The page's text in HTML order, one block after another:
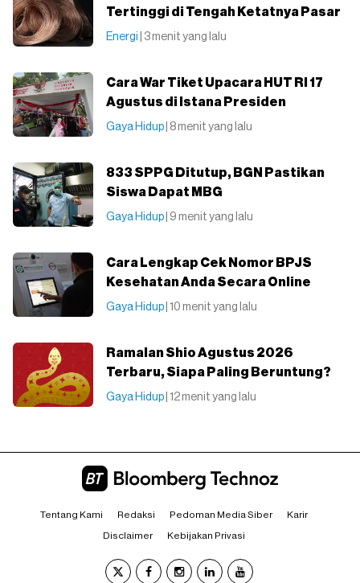
Tertinggi di Tengah Ketatnya Pasar
Energi | 3 menit yang lalu
Cara War Tiket Upacara HUT RI 17
Agustus di Istana Presiden
Gaya Hidup | 8 menit yang lalu
833 SPPG Ditutup, BGN Pastikan
Siswa Dapat MBG
Gaya Hidup | 9 menit yang lalu
Cara Lengkap Cek Nomor BPJS
Kesehatan Anda Secara Online
Gaya Hidup | 10 menit yang lalu
Ramalan Shio Agustus 2026
Terbaru, Siapa Paling Beruntung?
Gaya Hidup | 12 menit yang lalu
Tentang Kami Redaksi Pedoman Media Siber Karir
Disclaimer Kebijakan Privasi